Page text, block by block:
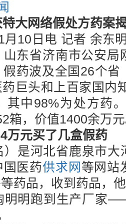
大网络假处方药案
月10日电 记者 余东
东省济南市公安局
假药波及全国26个
巨头和上百家国内
其中98%为处方药
箱，价值1400余万
万元买了几盒假药
）是河北省鹿泉市
国医药供求网 等网站
药品，收到药品，
明明跑到生产厂家